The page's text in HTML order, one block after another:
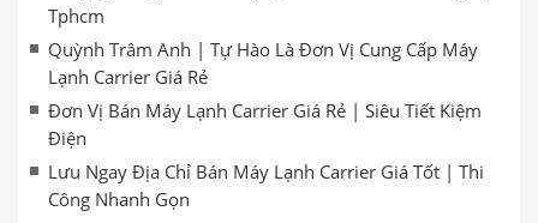
Tphcm
Quỳnh Trâm Anh | Tự Hào Là Đơn Vị Cung Cấp Máy
Lạnh Carrier Giá Rẻ
Đơn Vị Bán Máy Lạnh Carrier Giá Rẻ | Siêu Tiết Kiệm
Điện
Lưu Ngay Địa Chỉ Bán Máy Lạnh Carrier Giá Tốt | Thi
Công Nhanh Gọn